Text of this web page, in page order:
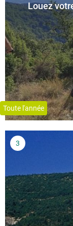
Louez
Toute l'année